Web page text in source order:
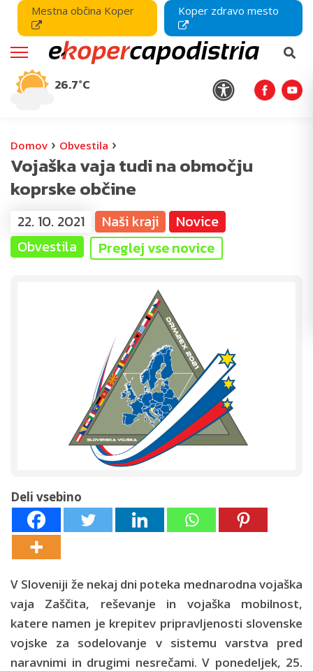
Mestna občina Koper Koper zdravo mesto
26.7°C
Domov › Obvestila ›
Vojaška vaja tudi na območju
koprske občine
22. 10. 2021 Naši kraji
Novice
Obvestila
Preglej vse novice
Deli vsebino
V Sloveniji že nekaj dni poteka mednarodna vojaška
vaja Zaščita, reševanje in vojaška mobilnost,
katere namen je krepitev pripravljenosti slovenske
vojske za sodelovanje v sistemu varstva pred
naravnimi in drugimi nesrečami. V ponedeljek, 25.